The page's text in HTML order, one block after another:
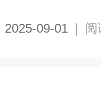
2025-09-01 | 阅